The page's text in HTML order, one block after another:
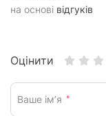
на основі відгуків
Оцінити
Ваше ім’я *